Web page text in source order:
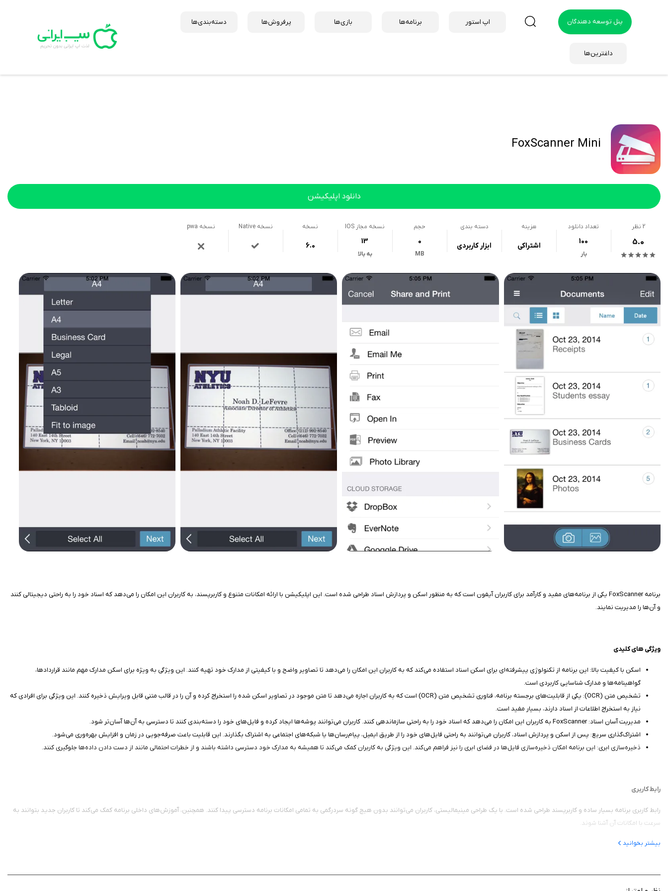
پنل توسعه دهندگان اپ استور برنامه‌ها بازی‌ها پرفروش‌ها دسته‌بندی‌ها
داغترین‌ها
FoxScanner Mini
دانلود اپلیکیشن
2 نظر
5.0
تعداد دانلود
100
بار
هزینه
اشتراکی
دسته بندی
ابزار کاربردی
حجم
0
MB
نسخه مجاز IOS
13
به بالا
نسخه
6.0
نسخه Native نسخه pwa
برنامه FoxScanner یکی از برنامه‌های مفید و کارآمد برای کاربران آیفون است که به منظور اسکن و پردازش اسناد طراحی شده است. این اپلیکیشن با ارائه امکانات متنوع و کاربرپسند، به کاربران این امکان را می‌دهد که اسناد خود را به راحتی دیجیتالی کنند
و آن‌ها را مدیریت نمایند.
ویژگی‌ های کلیدی
اسکن با کیفیت بالا: این برنامه از تکنولوژی پیشرفته‌ای برای اسکن اسناد استفاده می‌کند که به کاربران این امکان را می‌دهد تا تصاویر واضح و با کیفیتی از مدارک خود تهیه کنند. این ویژگی به ویژه برای اسکن مدارک مهم مانند قراردادها،
گواهینامه‌ها و مدارک شناسایی کاربردی است.
تشخیص متن (OCR): یکی از قابلیت‌های برجسته برنامه، فناوری تشخیص متن (OCR) است که به کاربران اجازه می‌دهد تا متن موجود در تصاویر اسکن شده را استخراج کرده و آن را در قالب متنی قابل ویرایش ذخیره کنند. این ویژگی برای افرادی که
نیاز به استخراج اطلاعات از اسناد دارند، بسیار مفید است.
مدیریت آسان اسناد: FoxScanner به کاربران این امکان را می‌دهد که اسناد خود را به راحتی سازماندهی کنند. کاربران می‌توانند پوشه‌ها ایجاد کرده و فایل‌های خود را دسته‌بندی کنند تا دسترسی به آن‌ها آسان‌تر شود.
اشتراک‌گذاری سریع: پس از اسکن و پردازش اسناد، کاربران می‌توانند به راحتی فایل‌های خود را از طریق ایمیل، پیام‌رسان‌ها یا شبکه‌های اجتماعی به اشتراک بگذارند. این قابلیت باعث صرفه‌جویی در زمان و افزایش بهره‌وری می‌شود.
ذخیره‌سازی ابری: این برنامه امکان ذخیره‌سازی فایل‌ها در فضای ابری را نیز فراهم می‌کند. این ویژگی به کاربران کمک می‌کند تا همیشه به مدارک خود دسترسی داشته باشند و از خطرات احتمالی مانند از دست دادن داده‌ها جلوگیری کنند.
رابط کاربری
رابط کاربری برنامه بسیار ساده و کاربرپسند طراحی شده است. با یک طراحی مینیمالیستی، کاربران می‌توانند بدون هیچ گونه سردرگمی به تمامی امکانات برنامه دسترسی پیدا کنند. همچنین، آموزش‌های داخلی برنامه کمک می‌کند تا کاربران جدید بتوانند به
سرعت با امکانات آن آشنا شوند.
ابزارهای مشابه پیدا کند. اگر شما نیز به دنبال یک برنامه موثر برای اسکن و مدیریت اسناد در آیفون هستید، این برنامه را از سیب ایرانی دانلود کنید.
بیشتر بخوانید